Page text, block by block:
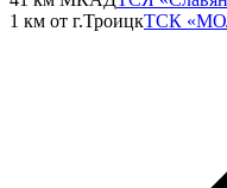
1 км от г.ТроицкТСК